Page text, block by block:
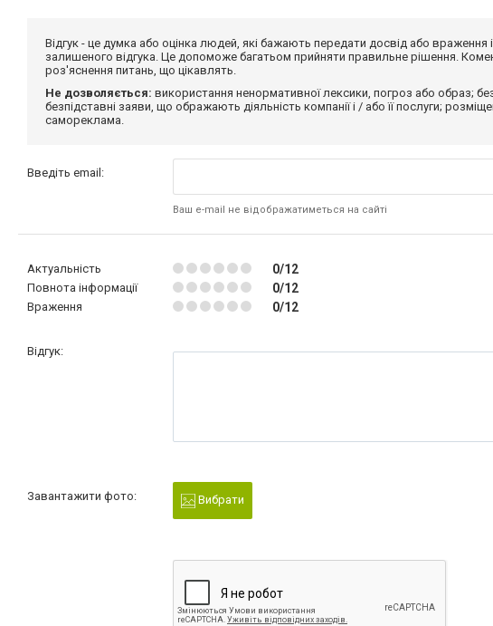
Відгук - це думка або оцінка людей, які бажають передати досвід або
залишеного відгука. Це допоможе багатьом прийняти правильне рішення.
роз'яснення питань, що цікавлять.
Не дозволяється: використання ненормативної лексики, погроз або образ;
безпідставні заяви, що ображають діяльність компанії і / або її послуги;
самореклама.
Введіть email:
Ваш e-mail не відображатиметься на сайті
Актуальність 0/12
Повнота інформації 0/12
Враження 0/12
Відгук:
Завантажити фото: Вибрати